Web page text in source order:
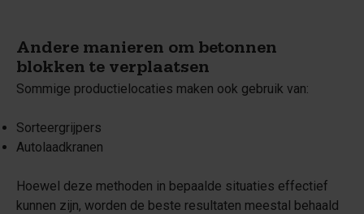
Andere manieren om betonnen
blokken te verplaatsen
Sommige productielocaties maken ook gebruik van:
Sorteergrijpers
Autolaadkranen
Hoewel deze methoden in bepaalde situaties effectief
kunnen zijn, worden de beste resultaten meestal behaald